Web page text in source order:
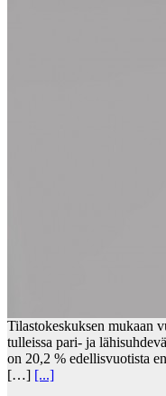
Tilastokeskuksen mukaan
tulleissa pari- ja
on 20,2 % edellisvuotista
[…] [...]